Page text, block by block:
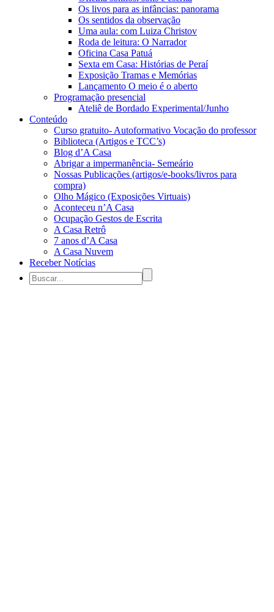
Os livos para as infâncias: panorama
Os sentidos da observação
Uma aula: com Luiza Christov
Roda de leitura: O Narrador
Oficina Casa Patuá
Sexta em Casa: Histórias de Peraí
Exposição Tramas e Memórias
Lançamento O meio é o aberto
Programação presencial
Ateliê de Bordado Experimental/Junho
Conteúdo
Curso gratuito- Autoformativo Vocação do professor
Biblioteca (Artigos e TCC’s)
Blog d’A Casa
Abrigar a impermanência- Semeário
Nossas Publicações (artigos/e-books/livros para
compra)
Olho Mágico (Exposições Virtuais)
Aconteceu n’A Casa
Ocupação Gestos de Escrita
A Casa Retrô
7 anos d’A Casa
A Casa Nuvem
Receber Notícias